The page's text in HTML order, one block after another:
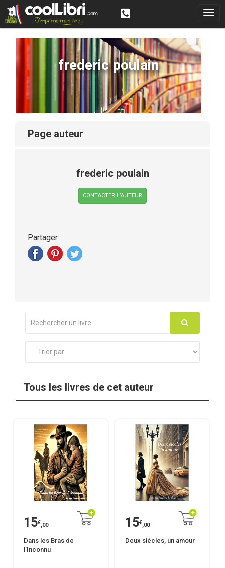
frederic poulain
page auteur
frederic poulain
CONTACTER L’AUTEUR
Partager
Tous les livres de cet auteur
15€,00
Dans les Bras de
l’Inconnu
15€,00
Deux siècles, un amour